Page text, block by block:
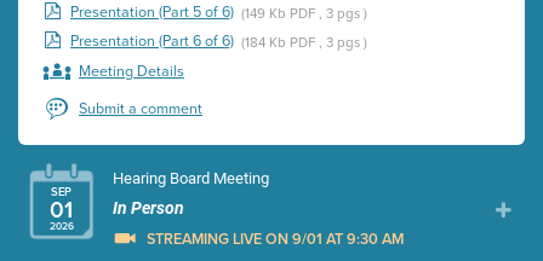
Presentation (Part 5 of 6) (149 Kb PDF , 3 pgs )
Presentation (Part 6 of 6) (184 Kb PDF , 3 pgs )
Meeting Details
Submit a comment
SEP
01
2026
Hearing Board Meeting
In Person
STREAMING LIVE ON 9/01 AT 9:30 AM